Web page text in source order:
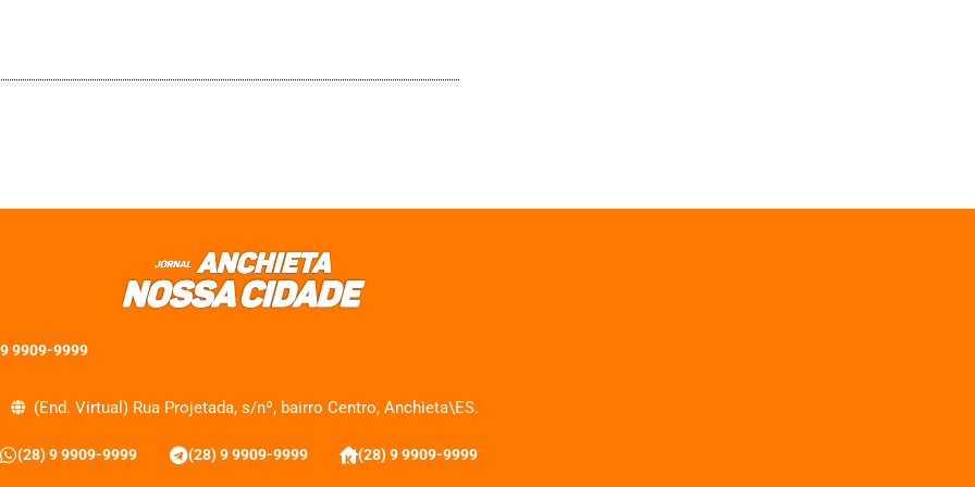
9909-9999
(End. Virtual) Rua Projetada, s/nº, bairro Centro, Anchieta\ES.
(28) 9 9909-9999 (28) 9 9909-9999 (28) 9 9909-9999